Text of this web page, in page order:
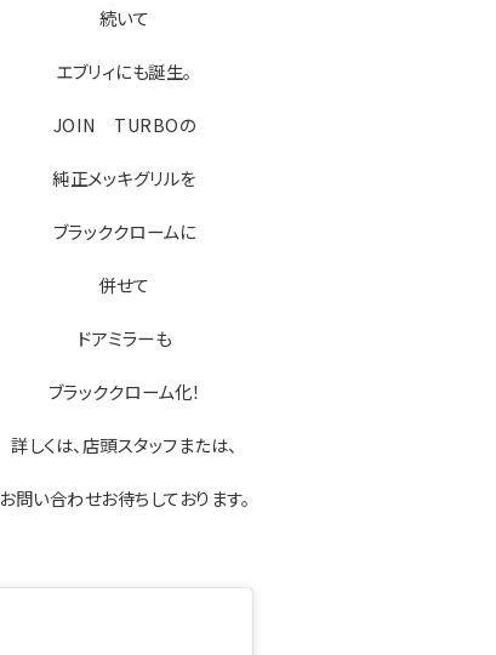
続いて
エブリィにも誕生。
JOIN TURBOの
純正メッキグリルを
ブラッククロームに
併せて
ドアミラーも
ブラッククローム化！
詳しくは、店頭スタッフまたは、
お問い合わせお待ちしております。